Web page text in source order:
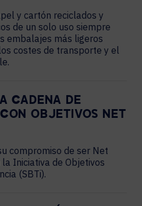
y cartón reciclados y
de un solo uso siempre
embalajes más ligeros
costes de transporte y el
CADENA DE
OBJETIVOS NET
compromiso de ser Net
Iniciativa de Objetivos
(SBTi).